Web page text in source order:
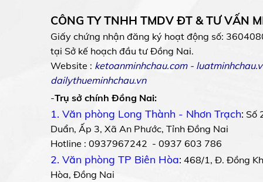
CÔNG TY TNHH TMDV ĐT & TƯ VẤN
Giấy chứng nhận đăng ký hoạt động số:
tại Sở kế hoạch đầu tư Đồng Nai.
Website : ketoanminhchau.com-
dailythueminhchau.vn
-Trụ sở chính Đồng Nai:
1. Văn phòng Long Thành - Nhơn Trạch: Số
Duẩn, Ấp 3, Xã An Phước, Tỉnh Đồng Nai
Hotline : 0937967242 - 0937 603 786
2. Văn phòng TP Biên Hòa: 468/1, Đ. Đồng
Hòa, Đồng Nai